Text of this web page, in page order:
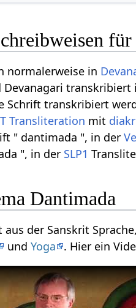
normalerweise in
Schrift transkribiert
Transliteration mit
" dantimada ", in der
", in der SLP1
Dantimada
der Sanskrit
undYoga . Hier ein